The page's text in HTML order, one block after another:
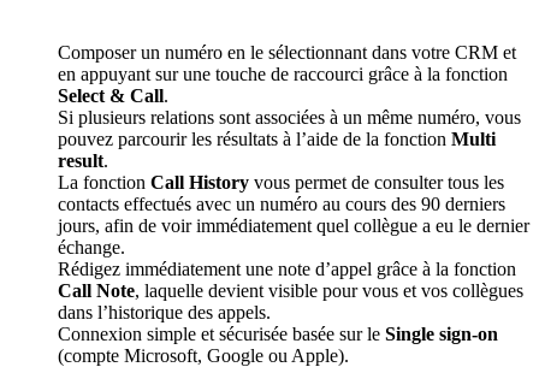
Composer un numéro en le sélectionnant dans votre CRM et
en appuyant sur une touche de raccourci grâce à la fonction
Select & Call.
Si plusieurs relations sont associées à un même numéro, vous
pouvez parcourir les résultats à l’aide de la fonction Multi
result.
La fonction Call History vous permet de consulter tous les
contacts effectués avec un numéro au cours des 90 derniers
jours, afin de voir immédiatement quel collègue a eu le dernier
échange.
Rédigez immédiatement une note d’appel grâce à la fonction
Call Note, laquelle devient visible pour vous et vos collègues
dans l’historique des appels.
Connexion simple et sécurisée basée sur le Single sign-on
(compte Microsoft, Google ou Apple).